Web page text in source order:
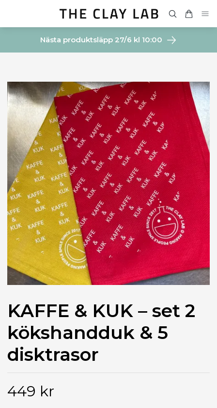
Nästa produktsläpp 27/6 kl 10:00
KAFFE & KUK – set 2
kökshandduk & 5
disktrasor
449 kr